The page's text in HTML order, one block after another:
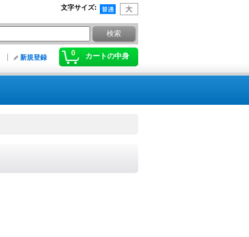
文字サイズ:
0 カートの中身
新規登録